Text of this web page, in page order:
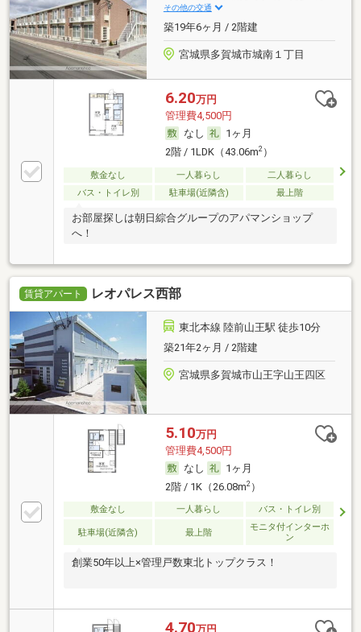
その他の交通
築19年6ヶ月 / 2階建
宮城県多賀城市城南１丁目
6.20万円
管理費4,500円
なし
1ヶ月
2階 / 1LDK（43.06m2）
敷金なし 一人暮らし
二人暮らし
バス・トイレ別
駐車場(近隣含) 最上階
お部屋探しは朝日綜合グループのアパマンショップ
へ！
賃貸アパート レオパレス西部
東北本線 陸前山王駅 徒歩10分
築21年2ヶ月 / 2階建
宮城県多賀城市山王字山王四区
5.10万円
管理費4,500円
なし
1ヶ月
2階 / 1K（26.08m2）
敷金なし 一人暮らし バス・トイレ別
駐車場(近隣含) 最上階
モニタ付インターホ
ン
創業50年以上×管理戸数東北トップクラス！
4.70万円